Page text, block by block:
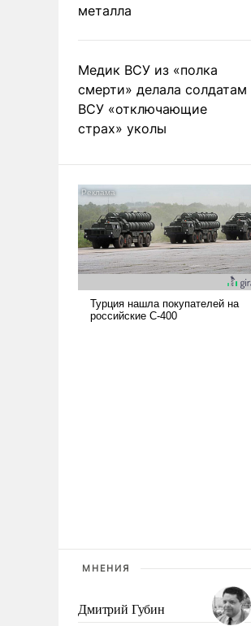
металла
Медик ВСУ из «полка
смерти» делала солдатам
ВСУ «отключающие
страх» уколы
МНЕНИЯ
Дмитрий Губин